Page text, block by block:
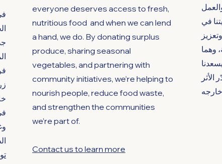
everyone deserves access to fresh,
nutritious food and when we can lend
a hand, we do. By donating surplus
produce, sharing seasonal
vegetables, and partnering with
community initiatives, we’re helping to
nourish people, reduce food waste,
and strengthen the communities
we’re part of.
Contact us to learn more
في
وهما